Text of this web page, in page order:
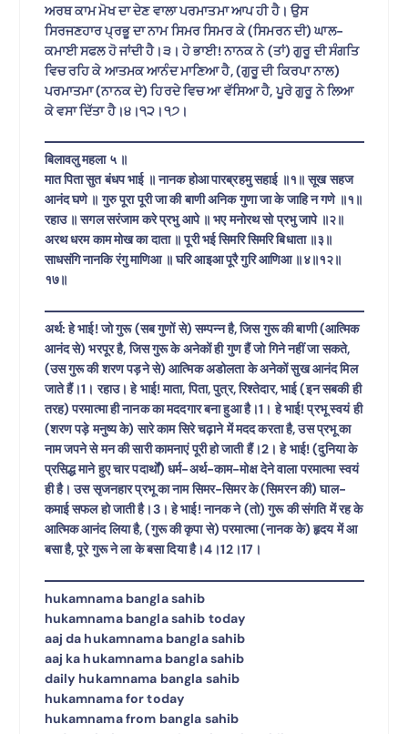
ਅਰਥ ਕਾਮ ਮੋਖ ਦਾ ਦੇਣ ਵਾਲਾ ਪਰਮਾਤਮਾ ਆਪ ਹੀ ਹੈ। ਉਸ
ਸਿਰਜਣਹਾਰ ਪ੍ਰਭੂ ਦਾ ਨਾਮ ਸਿਮਰ ਸਿਮਰ ਕੇ (ਸਿਮਰਨ ਦੀ) ਘਾਲ-
ਕਮਾਈ ਸਫਲ ਹੋ ਜਾਂਦੀ ਹੈ।੩। ਹੇ ਭਾਈ! ਨਾਨਕ ਨੇ (ਤਾਂ) ਗੁਰੂ ਦੀ ਸੰਗਤਿ
ਵਿਚ ਰਹਿ ਕੇ ਆਤਮਕ ਆਨੰਦ ਮਾਣਿਆ ਹੈ, (ਗੁਰੂ ਦੀ ਕਿਰਪਾ ਨਾਲ)
ਪਰਮਾਤਮਾ (ਨਾਨਕ ਦੇ) ਹਿਰਦੇ ਵਿਚ ਆ ਵੱਸਿਆ ਹੈ, ਪੂਰੇ ਗੁਰੂ ਨੇ ਲਿਆ
ਕੇ ਵਸਾ ਦਿੱਤਾ ਹੈ।੪।੧੨।੧੭।
बिलावलु महला ५ ॥
मात पिता सुत बंधप भाई ॥ नानक होआ पारब्रहमु सहाई ॥१॥ सूख सहज
आनंद घणे ॥ गुरु पूरा पूरी जा की बाणी अनिक गुणा जा के जाहि न गणे ॥१॥
रहाउ ॥ सगल सरंजाम करे प्रभु आपे ॥ भए मनोरथ सो प्रभु जापे ॥२॥
अरथ धरम काम मोख का दाता ॥ पूरी भई सिमरि सिमरि बिधाता ॥३॥
साधसंगि नानकि रंगु माणिआ ॥ घरि आइआ पूरै गुरि आणिआ ॥४॥१२॥
१७॥
अर्थ: हे भाई! जो गुरू (सब गुणों से) सम्पन्न है, जिस गुरू की बाणी (आत्मिक
आनंद से) भरपूर है, जिस गुरू के अनेकों ही गुण हैं जो गिने नहीं जा सकते,
(उस गुरू की शरण पड़ने से) आत्मिक अडोलता के अनेकों सुख आनंद मिल
जाते हैं।1। रहाउ। हे भाई! माता, पिता, पुत्र, रिश्तेदार, भाई (इन सबकी ही
तरह) परमात्मा ही नानक का मददगार बना हुआ है।1। हे भाई! प्रभू स्वयं ही
(शरण पड़े मनुष्य के) सारे काम सिरे चढ़ाने में मदद करता है, उस प्रभू का
नाम जपने से मन की सारी कामनाएं पूरी हो जाती हैं।2। हे भाई! (दुनिया के
प्रसिद्ध माने हुए चार पदार्थों) धर्म-अर्थ-काम-मोक्ष देने वाला परमात्मा स्वयं
ही है। उस सृजनहार प्रभू का नाम सिमर-सिमर के (सिमरन की) घाल-
कमाई सफल हो जाती है।3। हे भाई! नानक ने (तो) गुरू की संगति में रह के
आत्मिक आनंद लिया है, (गुरू की कृपा से) परमात्मा (नानक के) हृदय में आ
बसा है, पूरे गुरू ने ला के बसा दिया है।4।12।17।
hukamnama bangla sahib
hukamnama bangla sahib today
aaj da hukamnama bangla sahib
aaj ka hukamnama bangla sahib
daily hukamnama bangla sahib
hukamnama for today
hukamnama from bangla sahib